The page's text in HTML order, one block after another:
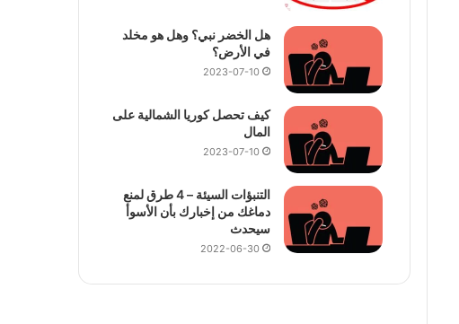
هل الخضر نبي؟ وهل هو مخلد
في الأرض؟
2023-07-10
كيف تحصل كوريا الشمالية على
المال
2023-07-10
التنبؤات السيئة – 4 طرق لمنع
دماغك من إخبارك بأن الأسوأ
سيحدث
2022-06-30